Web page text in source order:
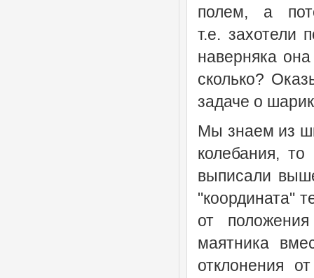
полем, а
т.е. захотели
наверняка
сколько?
задаче о
Мы знаем из
колебания,
выписали
"координата"
от
маятника
отклонения